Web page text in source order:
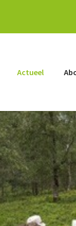
Actueel